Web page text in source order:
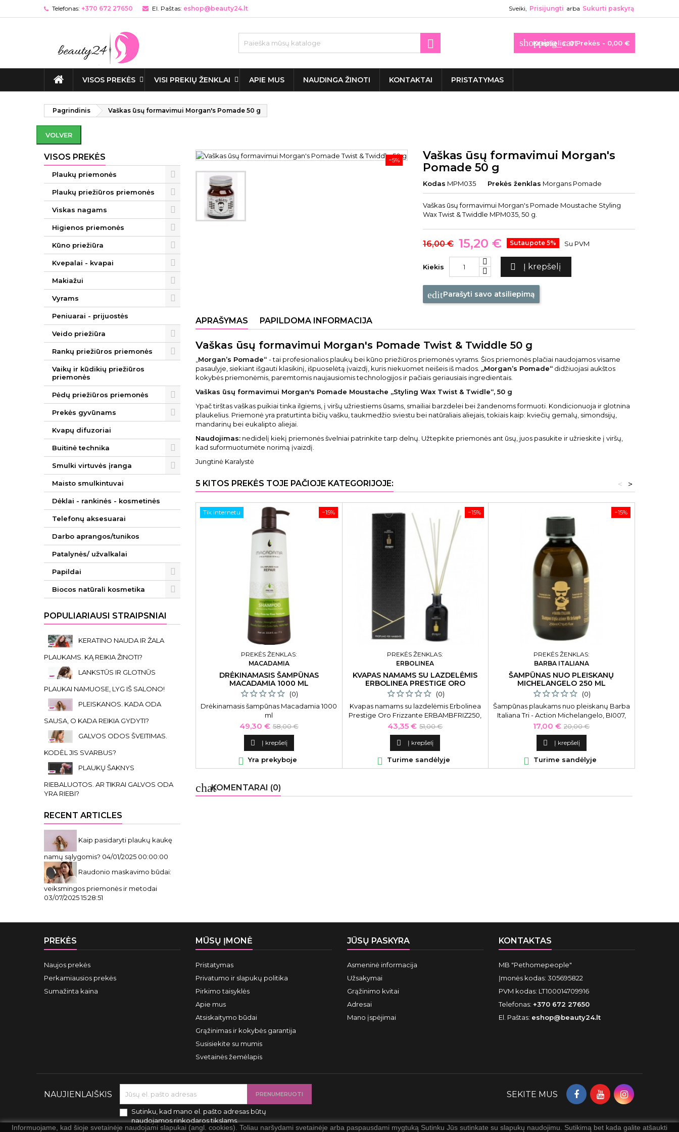
Telefonas: +370 672 27650 El. Paštas: eshop@beauty24.lt Sveiki, Prisijungti arba Sukurti paskyrą
shopping_cart
Krepšelis: 0Prekės - 0,00 €

VISOS PREKĖS VISI PREKIŲ ŽENKLAI APIE MUS NAUDINGA ŽINOTI KONTAKTAI PRISTATYMAS
Pagrindinis Vaškas ūsų formavimui Morgan's Pomade 50 g
VOLVER
VISOS PREKĖS
Plaukų priemonės
Plaukų priežiūros priemonės
Viskas nagams
Higienos priemonės
Kūno priežiūra
Kvepalai - kvapai
Makiažui
Vyrams
Peniuarai - prijuostės
Veido priežiūra
Rankų priežiūros priemonės
Vaikų ir kūdikių priežiūros
priemonės
Pėdų priežiūros priemonės
Prekės gyvūnams
Kvapų difuzoriai
Buitinė technika
Smulki virtuvės įranga
Maisto smulkintuvai
Dėklai - rankinės - kosmetinės
Telefonų aksesuarai
Darbo aprangos/tunikos
Patalynės/ užvalkalai
Papildai
Biocos natūrali kosmetika
POPULIARIAUSI STRAIPSNIAI
KERATINO NAUDA IR ŽALA
PLAUKAMS. KĄ REIKIA ŽINOTI?
LANKSTŪS IR GLOTNŪS
PLAUKAI NAMUOSE, LYG IŠ SALONO!
PLEISKANOS. KADA ODA
SAUSA, O KADA REIKIA GYDYTI?
GALVOS ODOS ŠVEITIMAS.
KODĖL JIS SVARBUS?
PLAUKŲ ŠAKNYS
RIEBALUOTOS. AR TIKRAI GALVOS ODA
YRA RIEBI?
RECENT ARTICLES
Kaip pasidaryti plaukų kaukę
namų sąlygomis? 04/01/2025 00:00:00
Raudonio maskavimo būdai:
veiksmingos priemonės ir metodai
03/07/2025 15:28:51
−5%
Vaškas ūsų formavimui Morgan's
Pomade 50 g
Kodas MPM035 Prekės ženklas Morgans Pomade
Vaškas ūsų formavimui Morgan's Pomade Moustache Styling
Wax Twist & Twiddle MPM035, 50 g.
16,00 € 15,20 € Sutaupote 5% Su PVM
Kiekis  Į krepšelį
editParašyti savo atsiliepimą
APRAŠYMAS PAPILDOMA INFORMACIJA
Vaškas ūsų formavimui Morgan's Pomade Twist & Twiddle 50 g
Morgan’s Pomade“ - tai profesionalios plaukų bei kūno priežiūros priemonės vyrams. Šios priemonės plačiai naudojamos visame
pasaulyje, siekiant išgauti klasikinį, išpuoselėtą įvaizdį, kuris niekuomet neišeis iš mados. „Morgan’s Pomade“ didžiuojasi aukštos
kokybės priemonėmis, paremtomis naujausiomis technologijos ir pačiais geriausiais ingredientais.
Vaškas ūsų formavimui Morgan's Pomade Moustache „Styling Wax Twist & Twidle“, 50 g
Ypač tirštas vaškas puikiai tinka ilgiems, į viršų užriestiems ūsams, smailiai barzdelei bei žandenoms formuoti. Kondicionuoja ir glotnina
plaukelius. Priemonė yra praturtinta bičių vašku, taukmedžio sviestu bei natūraliais aliejais, tokiais kaip: kviečių gemalų, simondsijų,
mandarinų bei eukalipto aliejai.
Naudojimas: nedidelį kiekį priemonės švelniai patrinkite tarp delnų. Užtepkite priemonės ant ūsų, juos pasukite ir užrieskite į viršų,
kad suformuotumėte norimą įvaizdį.
Jungtinė Karalystė
5 KITOS PREKĖS TOJE PAČIOJE KATEGORIJOJE: >
<
−15%
Tik internetu
PREKĖS ŽENKLAS:
MACADAMIA
DRĖKINAMASIS ŠAMPŪNAS
MACADAMIA 1000 ML
(0)
Drėkinamasis šampūnas Macadamia 1000
ml
Kaina
49,30 € Bazinė
kaina
58,00 €
 Į krepšelį
 Yra prekyboje
−15%
PREKĖS ŽENKLAS:
ERBOLINEA
KVAPAS NAMAMS SU LAZDELĖMIS
ERBOLINEA PRESTIGE ORO
FRIZZANTE 250 ML
(0)
Kvapas namams su lazdelėmis Erbolinea
Prestige Oro Frizzante ERBAMBFRIZ250,
250 ml
Kaina
43,35 € Bazinė
kaina
51,00 €
 Į krepšelį
 Turime sandėlyje
−15%
PREKĖS ŽENKLAS:
BARBA ITALIANA
ŠAMPŪNAS NUO PLEISKANŲ
MICHELANGELO 250 ML
(0)
Šampūnas plaukams nuo pleiskanų Barba
Italiana Tri - Action Michelangelo, BI007,
250 ml
Kaina
17,00 € Bazinė
kaina
20,00 €
 Į krepšelį
 Turime sandėlyje
chatKOMENTARAI (0)
PREKĖS
Naujos prekės
Perkamiausios prekės
Sumažinta kaina
MŪSŲ ĮMONĖ
Pristatymas
Privatumo ir slapukų politika
Pirkimo taisyklės
Apie mus
Atsiskaitymo būdai
Grąžinimas ir kokybės garantija
Susisiekite su mumis
Svetainės žemėlapis
JŪSŲ PASKYRA
Asmeninė informacija
Užsakymai
Grąžinimo kvitai
Adresai
Mano įspėjimai
KONTAKTAS
MB "Pethomepeople"
Įmonės kodas: 305695822
PVM kodas: LT100014709916
Telefonas: +370 672 27650
El. Paštas: eshop@beauty24.lt
Informuojame, kad šioje svetainėje naudojami slapukai (angl. cookies). Toliau naršydami svetainėje arba paspausdami mygtuką Sutinku Jūs sutinkate su slapukų naudojimu. Sutikimą bet kada galite atšaukti
NAUJIENLAIŠKIS
Sutinku, kad mano el. pašto adresas būtų
naudojamos rinkodaros tikslams.
SEKITE MUS